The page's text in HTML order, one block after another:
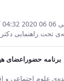
the Persian
برنامه حضوراعضای
the Persian